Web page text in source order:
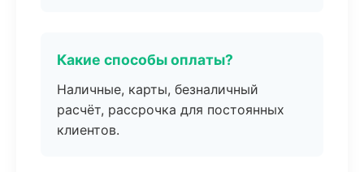
Какие способы оплаты?
Наличные, карты, безналичный
расчёт, рассрочка для постоянных
клиентов.